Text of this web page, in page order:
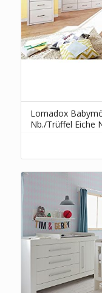
Lomadox
Nb./Trüffel Eiche